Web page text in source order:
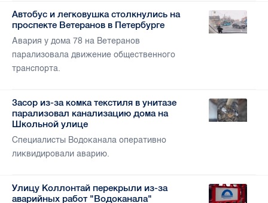
Автобус и легковушка столкнулись на
проспекте Ветеранов в Петербурге
Авария у дома 78 на Ветеранов
парализовала движение общественного
транспорта.
Засор из-за комка текстиля в унитазе
парализовал канализацию дома на
Школьной улице
Специалисты Водоканала оперативно
ликвидировали аварию.
Улицу Коллонтай перекрыли из-за
аварийных работ "Водоканала"